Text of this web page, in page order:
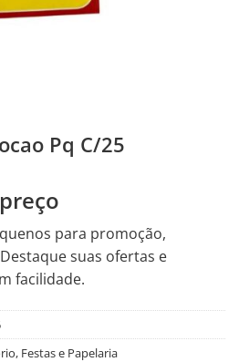
Pq C/25
para promoção,
suas ofertas e
facilidade.
, Festas e Papelaria